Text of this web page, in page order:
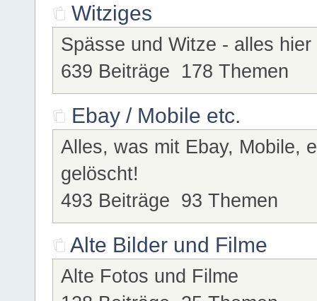
Witziges
Spässe und Witze - alles hier
639 Beiträge 178 Themen
Ebay / Mobile etc.
Alles, was mit Ebay, Mobile,
gelöscht!
493 Beiträge 93 Themen
Alte Bilder und Filme
Alte Fotos und Filme